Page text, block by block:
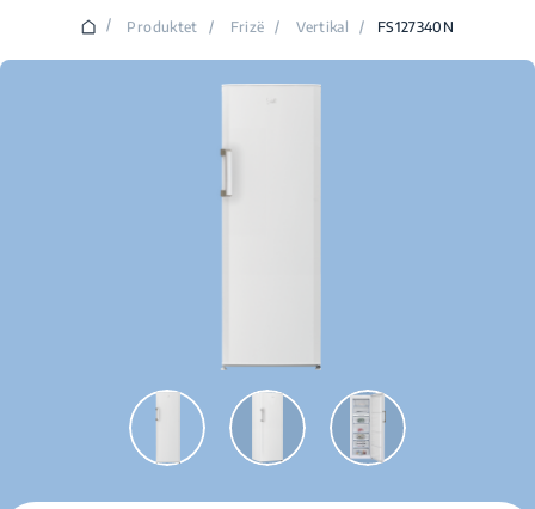
/ Produktet / Frizë / Vertikal / FS127340N